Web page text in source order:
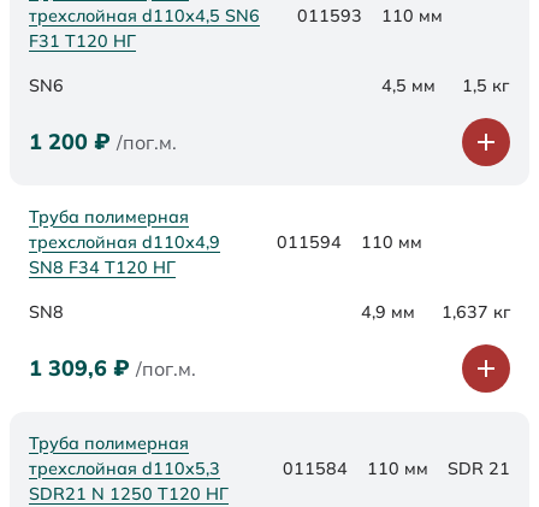
трехслойная d110х4,5 SN6
F31 Т120 НГ
011593 110 мм
SN6 4,5 мм 1,5 кг
1 200 ₽ /пог.м.
Труба полимерная
трехслойная d110х4,9
SN8 F34 Т120 НГ
011594 110 мм
SN8 4,9 мм 1,637 кг
1 309,6 ₽ /пог.м.
Труба полимерная
трехслойная d110x5,3
SDR21 N 1250 Т120 НГ
011584 110 мм SDR 21